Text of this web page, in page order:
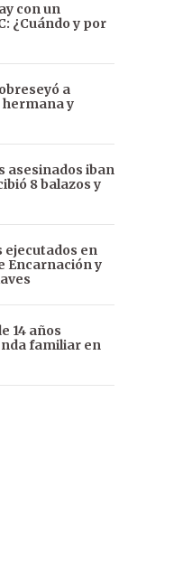
con un
¿Cuándo y por
a
hermana y
asesinados iban
8 balazos y
ejecutados en
Encarnación y
14 años
familiar en